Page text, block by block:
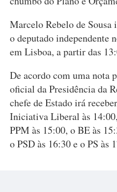
Marcelo Rebelo de Sousa
o deputado independente
em Lisboa, a partir das
De acordo com uma nota
oficial da Presidência da
chefe de Estado irá
Iniciativa Liberal às
PPM às 15:00, o BE às
o PSD às 16:30 e o PS às